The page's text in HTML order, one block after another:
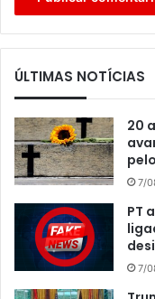
ÚLTIMAS NOTÍCIAS
20
7/
PT
7/